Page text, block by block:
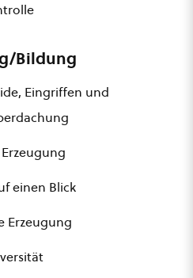
Bildung
Eingriffen und
einen Blick
Erzeugung